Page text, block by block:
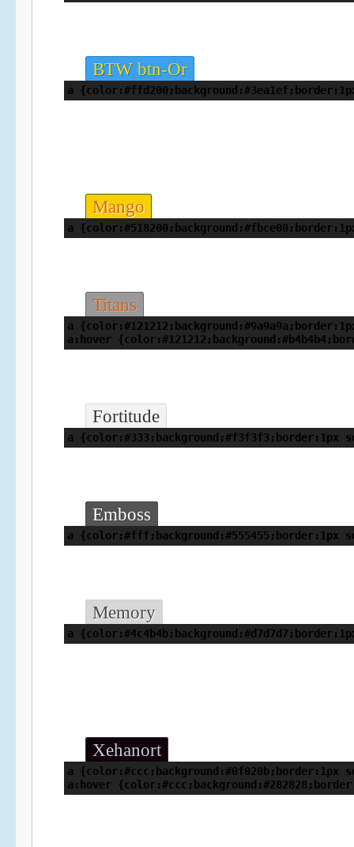
BTW btn-Or
a
Mango
a
Titans
a
a:hover
Fortitude
a {color:#333;background:#f3f3f3;border:1px
Emboss
a {color:#fff;background:#555455;border:1px
Memory
a
Xehanort
a
a:hover